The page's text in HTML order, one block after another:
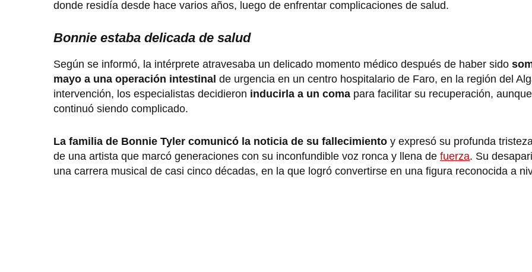
donde residía desde hace varios años, luego de enfrentar complicaciones de salud.
Bonnie estaba delicada de salud
Según se informó, la intérprete atravesaba un delicado momento médico después de haber sido
mayo a una operación intestinal de urgencia en un centro hospitalario de Faro, en la región del
intervención, los especialistas decidieron inducirla a un coma para facilitar su recuperación,
continuó siendo complicado.
La familia de Bonnie Tyler comunicó la noticia de su fallecimiento y expresó su profunda
de una artista que marcó generaciones con su inconfundible voz ronca y llena de fuerza. Su
una carrera musical de casi cinco décadas, en la que logró convertirse en una figura reconocida a